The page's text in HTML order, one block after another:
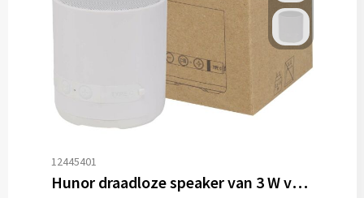
12445401
Hunor draadloze speaker van 3 W van gerecycled plastic